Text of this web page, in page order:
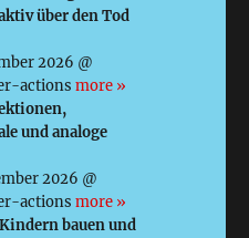
über den Tod
2026 @
actionsmore »
und analoge
2026 @
actionsmore »
bauen und